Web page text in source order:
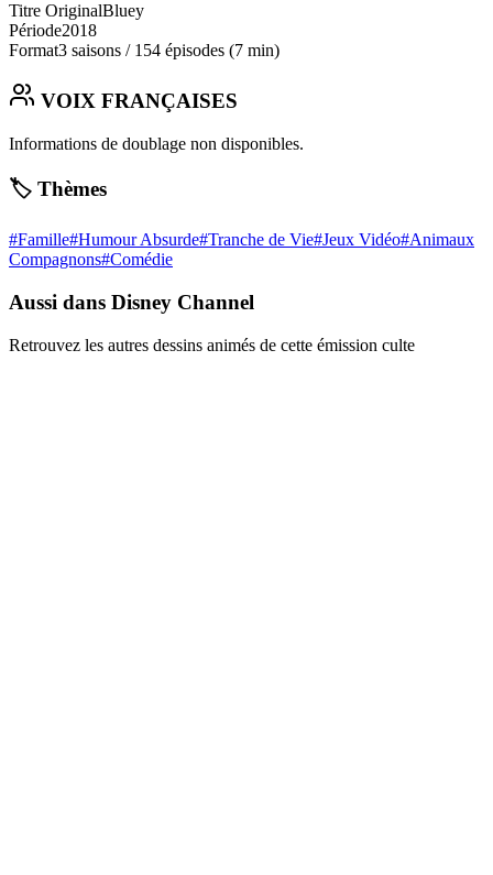
Titre OriginalBluey
Période2018
Format3 saisons / 154 épisodes (7 min)
VOIX FRANÇAISES
Informations de doublage non disponibles.
🏷️ Thèmes
#Famille#Humour Absurde#Tranche de Vie#Jeux Vidéo#Animaux
Compagnons#Comédie
Aussi dans Disney Channel
Retrouvez les autres dessins animés de cette émission culte